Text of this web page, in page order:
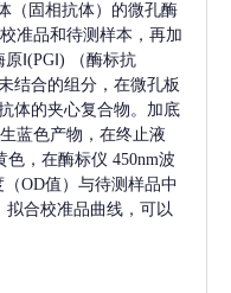
（固相抗体）的微孔酶
校准品和待测样本，再加
Ⅰ(PGⅠ)
（酶标抗
结合的组分，在微孔板
体的夹心复合物。加底
蓝色产物，在终止液
色，在酶标仪 450nm波
OD值）与待测样品中
拟合校准品曲线，可以